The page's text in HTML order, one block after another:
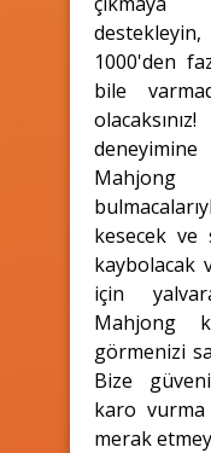
1000'den
bile
kesecek
kaybolacak
için
Mahjong
görmenizi
Bize
karo vurma
merak